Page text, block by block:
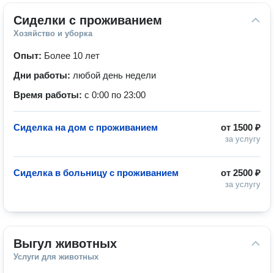
Сиделки с проживанием
Хозяйство и уборка
Опыт: Более 10 лет
Дни работы: любой день недели
Время работы: с 0:00 по 23:00
от 1500 ₽
за услугу
Сиделка на дом с проживанием
от 2500 ₽
за услугу
Сиделка в больницу с проживанием
Выгул животных
Услуги для животных